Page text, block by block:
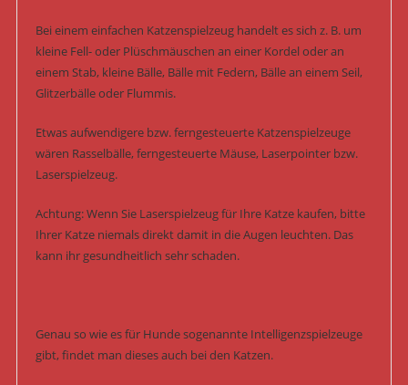
Bei einem einfachen Katzenspielzeug handelt es sich z. B. um
kleine Fell- oder Plüschmäuschen an einer Kordel oder an
einem Stab, kleine Bälle, Bälle mit Federn, Bälle an einem Seil,
Glitzerbälle oder Flummis.
Etwas aufwendigere bzw. ferngesteuerte Katzenspielzeuge
wären Rasselbälle, ferngesteuerte Mäuse, Laserpointer bzw.
Laserspielzeug.
Achtung: Wenn Sie Laserspielzeug für Ihre Katze kaufen, bitte
Ihrer Katze niemals direkt damit in die Augen leuchten. Das
kann ihr gesundheitlich sehr schaden.
Genau so wie es für Hunde sogenannte Intelligenzspielzeuge
gibt, findet man dieses auch bei den Katzen.